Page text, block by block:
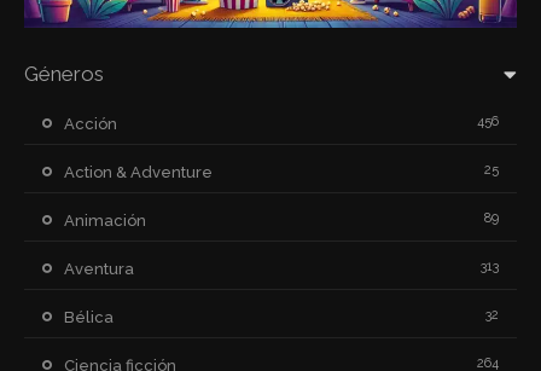
Géneros
Acción 456
Action & Adventure 25
Animación 89
Aventura 313
Bélica 32
Ciencia ficción 264